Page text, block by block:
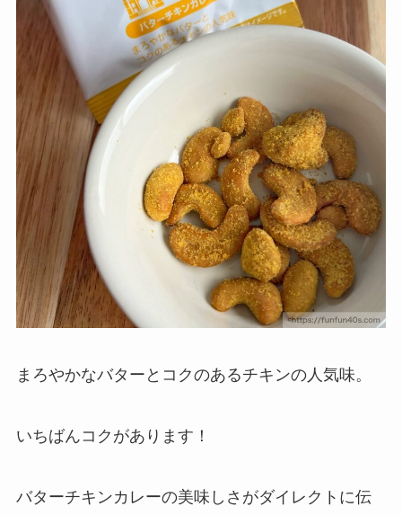
まろやかなバターとコクのあるチキンの人気味。
いちばんコクがあります！
バターチキンカレーの美味しさがダイレクトに伝